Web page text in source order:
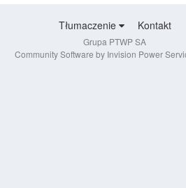
Tłumaczenie Kontakt
Grupa PTWP SA
Community Software by Invision Power